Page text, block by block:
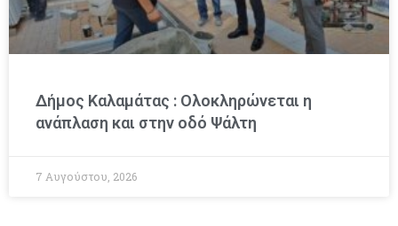
Δήμος Καλαμάτας : Ολοκληρώνεται η
ανάπλαση και στην οδό Ψάλτη
7 Αυγούστου, 2026